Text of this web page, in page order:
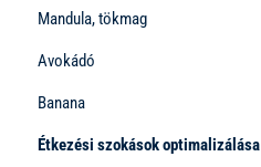
Mandula, tökmag
Avokádó
Banana
Étkezési szokások optimalizálása